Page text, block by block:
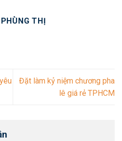
THỊ
Đặt làm kỷ niệm chương pha
lê giá rẻ TPHCM